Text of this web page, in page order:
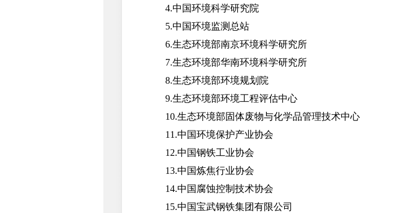
4.中国环境科学研究院
5.中国环境监测总站
6.生态环境部南京环境科学研究所
7.生态环境部华南环境科学研究所
8.生态环境部环境规划院
9.生态环境部环境工程评估中心
10.生态环境部固体废物与化学品管理技术中心
11.中国环境保护产业协会
12.中国钢铁工业协会
13.中国炼焦行业协会
14.中国腐蚀控制技术协会
15.中国宝武钢铁集团有限公司